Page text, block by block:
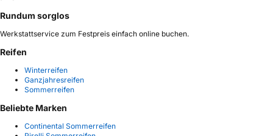
Rundum sorglos
Werkstattservice zum Festpreis einfach online buchen.
Reifen
Winterreifen
Ganzjahresreifen
Sommerreifen
Beliebte Marken
Continental Sommerreifen